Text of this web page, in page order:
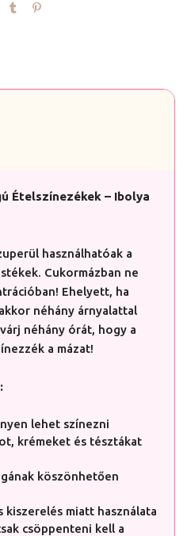
Ételszínezékek – Ibolya
használhatóak a
Cukormázban ne
Ehelyett, ha
néhány árnyalattal
néhány órát, hogy a
a mázat!
lehet színezni
krémeket és tésztákat
köszönhetően
kiszerelés miatt használata
csöppenteni kell a